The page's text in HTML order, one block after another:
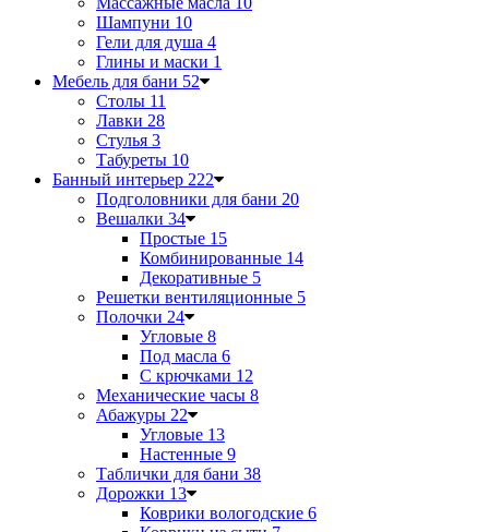
Шампуни 10
Гели для душа 4
Глины и маски 1
Мебель для бани 52
Столы 11
Лавки 28
Стулья 3
Табуреты 10
Банный интерьер 222
Подголовники для бани 20
Вешалки 34
Простые 15
Комбинированные 14
Декоративные 5
Решетки вентиляционные 5
Полочки 24
Угловые 8
Под масла 6
С крючками 12
Механические часы 8
Абажуры 22
Угловые 13
Настенные 9
Таблички для бани 38
Дорожки 13
Коврики вологодские 6